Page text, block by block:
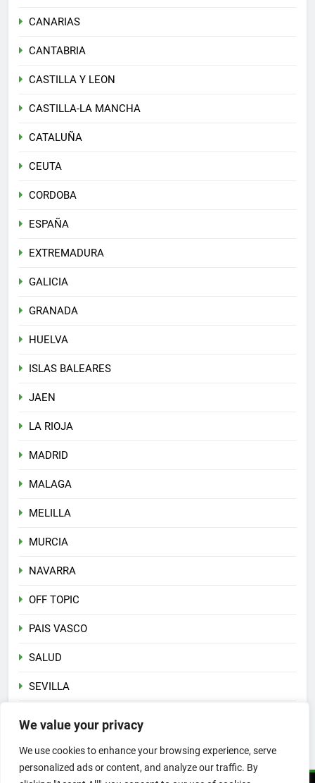
We value your privacy
We use cookies to enhance your browsing experience, serve
personalized ads or content, and analyze our traffic. By
CANARIAS
CANTABRIA
CASTILLA Y LEON
CASTILLA-LA MANCHA
CATALUÑA
CEUTA
CORDOBA
ESPAÑA
EXTREMADURA
GALICIA
GRANADA
HUELVA
ISLAS BALEARES
JAEN
LA RIOJA
MADRID
MALAGA
MELILLA
MURCIA
NAVARRA
OFF TOPIC
PAIS VASCO
SALUD
SEVILLA
VALENCIA